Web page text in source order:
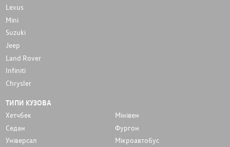
Lexus
Mini
Suzuki
Jeep
Land Rover
Infiniti
Chrysler
ТИПИ КУЗОВА
Хетчбек
Мінівен
Седан
Фургон
Унiверсал
Мікроавтобус